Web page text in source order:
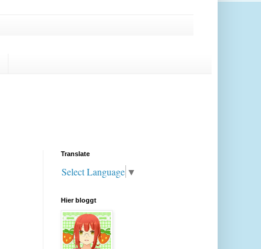
Translate
Select Language ▼
Hier bloggt